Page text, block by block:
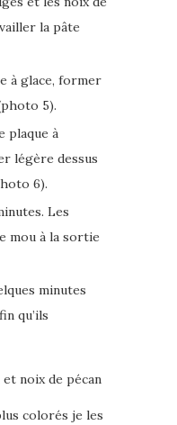
la pâte
à glace, former
5).
plaque à
légère dessus
6).
Les
mou à la sortie
minutes
qu’ils
colorés je les